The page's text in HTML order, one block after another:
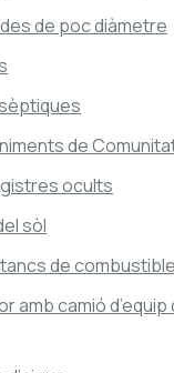
de poc diàmetre
de
ocults
sòl
de combustible
amb camió